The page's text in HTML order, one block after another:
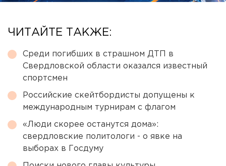
ЧИТАЙТЕ ТАКЖЕ:
Среди погибших в страшном ДТП в
Свердловской области оказался известный
спортсмен
Российские скейтбордисты допущены к
международным турнирам с флагом
«Люди скорее останутся дома»:
свердловские политологи - о явке на
выборах в Госдуму